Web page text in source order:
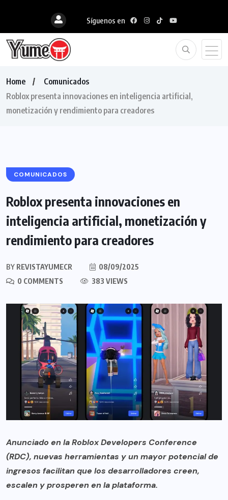
Síguenos en
Home
Comunicados
Roblox presenta innovaciones en inteligencia artificial,
monetización y rendimiento para creadores
COMUNICADOS
Roblox presenta innovaciones en
inteligencia artificial, monetización y
rendimiento para creadores
BY REVISTAYUMECR
08/09/2025
0 COMMENTS
383 VIEWS
Anunciado en la Roblox Developers Conference
(RDC), nuevas herramientas y un mayor potencial de
ingresos facilitan que los desarrolladores creen,
escalen y prosperen en la plataforma.